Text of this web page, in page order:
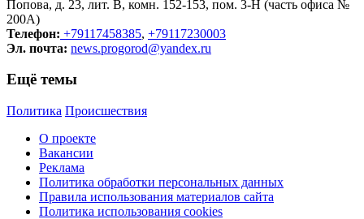
Попова, д. 23, лит. В, комн. 152-153, пом. 3-Н (часть офиса №
200А)
Телефон: +79117458385, +79117230003
Эл. почта: news.progorod@yandex.ru
Ещё темы
Политика Происшествия
О проекте
Вакансии
Реклама
Политика обработки персональных данных
Правила использования материалов сайта
Политика использования cookies